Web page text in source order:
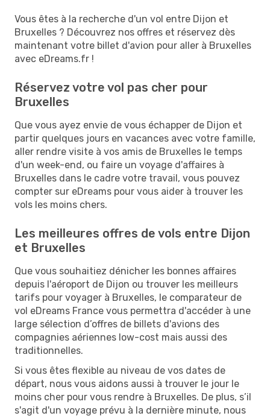
Vous êtes à la recherche d'un vol entre Dijon et
Bruxelles ? Découvrez nos offres et réservez dès
maintenant votre billet d'avion pour aller à Bruxelles
avec eDreams.fr !
Réservez votre vol pas cher pour
Bruxelles
Que vous ayez envie de vous échapper de Dijon et
partir quelques jours en vacances avec votre famille,
aller rendre visite à vos amis de Bruxelles le temps
d'un week-end, ou faire un voyage d'affaires à
Bruxelles dans le cadre votre travail, vous pouvez
compter sur eDreams pour vous aider à trouver les
vols les moins chers.
Les meilleures offres de vols entre Dijon
et Bruxelles
Que vous souhaitiez dénicher les bonnes affaires
depuis l'aéroport de Dijon ou trouver les meilleurs
tarifs pour voyager à Bruxelles, le comparateur de
vol eDreams France vous permettra d'accéder à une
large sélection d’offres de billets d'avions des
compagnies aériennes low-cost mais aussi des
traditionnelles.
Si vous êtes flexible au niveau de vos dates de
départ, nous vous aidons aussi à trouver le jour le
moins cher pour vous rendre à Bruxelles. De plus, s’il
s'agit d'un voyage prévu à la dernière minute, nous